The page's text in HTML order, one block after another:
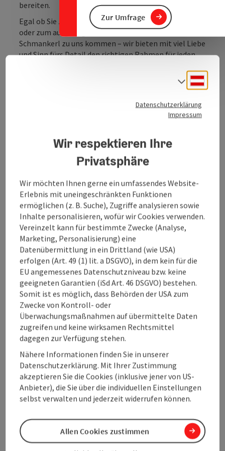
Zur Umfrage
bereiten.
Egal ob Sie zum Durstlöschen nach einer Wanderung
oder zum ausgiebigen Genuss unserer kulinarischen
Schmankerl zu uns kommen – wir bieten mit viel Liebe
und Sinn fürs Detail den richtigen Rahmen für jeden
Wir bitten unbedingt um zeitgerechte vorherige
Kontakt
Öffnungszeiten
Küche
Ausstattung
Preise
Anreise/Lage
Eignung
Barrierefreiheit
Datenschutzerklärung
Impressum
Wir respektieren Ihre
Privatsphäre
Wir möchten Ihnen gerne ein umfassendes Website-
Erlebnis mit uneingeschränkten Funktionen
ermöglichen (z. B. Suche), Zugriffe analysieren sowie
Inhalte personalisieren, wofür wir Cookies verwenden.
Vereinzelt kann für bestimmte Zwecke (Analyse,
Marketing, Personalisierung) eine
Datenübermittlung in ein Drittland (wie USA)
erfolgen (Art. 49 (1) lit. a DSGVO), in dem kein für die
EU angemessenes Datenschutzniveau bzw. keine
geeigneten Garantien (iSd Art. 46 DSGVO) bestehen.
Somit ist es möglich, dass Behörden der USA zum
Zwecke von Kontroll- oder
Überwachungsmaßnahmen auf übermittelte Daten
zugreifen und keine wirksamen Rechtsmittel
dagegen zur Verfügung stehen.
Nähere Informationen finden Sie in unserer
Datenschutzerklärung. Mit Ihrer Zustimmung
akzeptieren Sie die Cookies (inklusive jener von US-
Anbieter), die Sie über die individuellen Einstellungen
selbst verwalten und jederzeit widerrufen können.
Allen Cookies zustimmen